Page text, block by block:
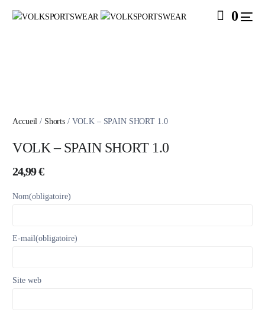
0
Accueil / Shorts / VOLK – SPAIN SHORT 1.0
VOLK – SPAIN SHORT 1.0
24,99€
Nom(obligatoire)
E-mail(obligatoire)
Site web